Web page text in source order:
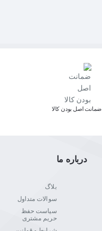
ﺿﻤﺎﻧﺖ اﺻﻞ ﺑﻮدن ﮐﺎﻟﺎ
درباره ما
بلاگ
سوالات متداول
سیاست حفظ
حریم مشتری